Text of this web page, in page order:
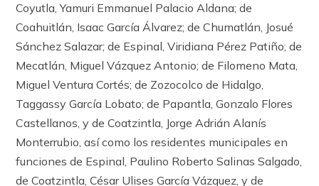
Coyutla, Yamuri Emmanuel Palacio Aldana; de
Coahuitlán, Isaac García Álvarez; de Chumatlán, Josué
Sánchez Salazar; de Espinal, Viridiana Pérez Patiño; de
Mecatlán, Miguel Vázquez Antonio; de Filomeno Mata,
Miguel Ventura Cortés; de Zozocolco de Hidalgo,
Taggassy García Lobato; de Papantla, Gonzalo Flores
Castellanos, y de Coatzintla, Jorge Adrián Alanís
Monterrubio, así como los residentes municipales en
funciones de Espinal, Paulino Roberto Salinas Salgado,
de Coatzintla, César Ulises García Vázquez, y de